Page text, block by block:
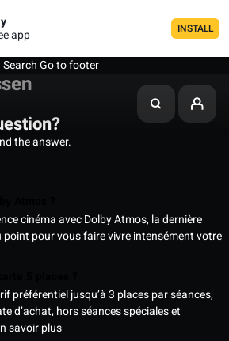
app
INSTALL
SearchGo to footer
the answer.
cinéma avec Dolby Atmos, la dernière
pour vous faire vivre intensément votre
préférentiel jusqu’à 3 places par séances,
d’achat, hors séances spéciales et
savoir plus